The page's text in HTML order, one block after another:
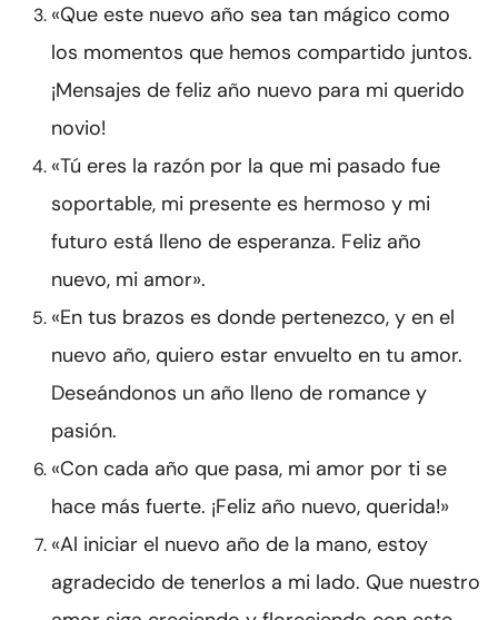
«Que este nuevo año sea tan mágico como
los momentos que hemos compartido juntos.
¡Mensajes de feliz año nuevo para mi querido
novio!
«Tú eres la razón por la que mi pasado fue
soportable, mi presente es hermoso y mi
futuro está lleno de esperanza. Feliz año
nuevo, mi amor».
«En tus brazos es donde pertenezco, y en el
nuevo año, quiero estar envuelto en tu amor.
Deseándonos un año lleno de romance y
pasión.
«Con cada año que pasa, mi amor por ti se
hace más fuerte. ¡Feliz año nuevo, querida!»
«Al iniciar el nuevo año de la mano, estoy
agradecido de tenerlos a mi lado. Que nuestro